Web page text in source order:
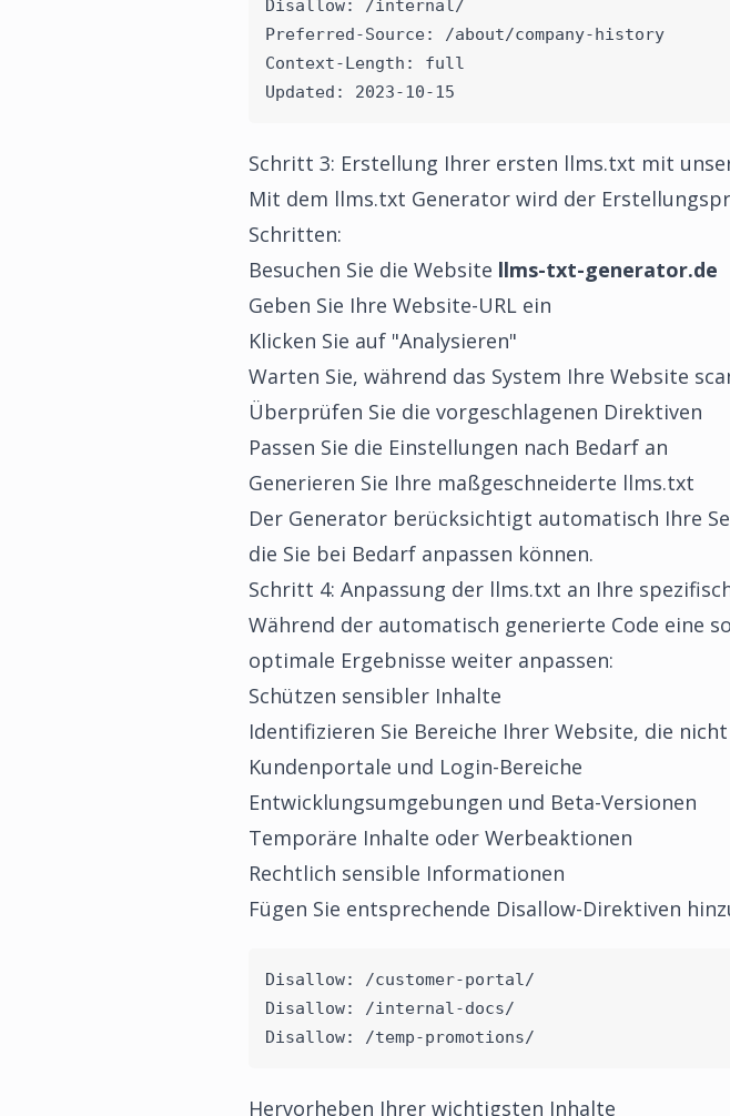
Disallow: /internal/
Preferred-Source: /about/company-history
Context-Length: full
Updated: 2023-10-15
Schritt 3: Erstellung Ihrer ersten llms.txt mit
Mit dem llms.txt Generator wird der
Schritten:
Besuchen Sie die Website llms-txt-generator.de
Geben Sie Ihre Website-URL ein
Klicken Sie auf "Analysieren"
Warten Sie, während das System Ihre Website
Überprüfen Sie die vorgeschlagenen Direktiven
Passen Sie die Einstellungen nach Bedarf an
Generieren Sie Ihre maßgeschneiderte llms.txt
Der Generator berücksichtigt automatisch Ihre
die Sie bei Bedarf anpassen können.
Schritt 4: Anpassung der llms.txt an Ihre
Während der automatisch generierte Code eine
optimale Ergebnisse weiter anpassen:
Schützen sensibler Inhalte
Identifizieren Sie Bereiche Ihrer Website, die
Kundenportale und Login-Bereiche
Entwicklungsumgebungen und Beta-Versionen
Temporäre Inhalte oder Werbeaktionen
Rechtlich sensible Informationen
Fügen Sie entsprechende Disallow-Direktiven
Disallow: /customer-portal/
Disallow: /internal-docs/
Disallow: /temp-promotions/
Hervorheben Ihrer wichtigsten Inhalte